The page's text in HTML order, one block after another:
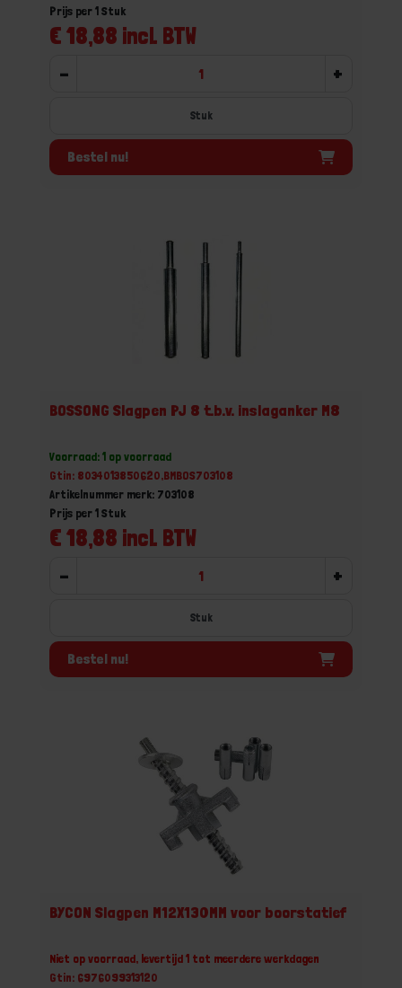
€ 18,88 incl. BTW
Prijs per 1 Stuk
- +
Stuk
Bestel nu!
BOSSONG Slagpen PJ 8 t.b.v. inslaganker M8
Voorraad: 1 op voorraad
Gtin: 8034013850620,BMBOS703108
Artikelnummer merk: 703108
€ 18,88 incl. BTW
Prijs per 1 Stuk
- +
Stuk
Bestel nu!
BYCON Slagpen M12X130MM voor boorstatief
Niet op voorraad, levertijd 1 tot meerdere werkdagen
Gtin: 6976099313120